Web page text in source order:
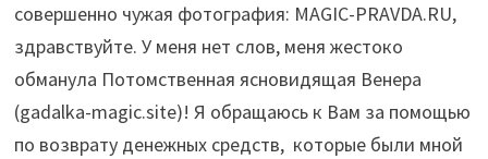
совершенно чужая фотография: MAGIC-PRAVDA.RU,
здравствуйте. У меня нет слов, меня жестоко
обманула Потомственная ясновидящая Венера
(gadalka-magic.site)! Я обращаюсь к Вам за помощью
по возврату денежных средств, которые были мной